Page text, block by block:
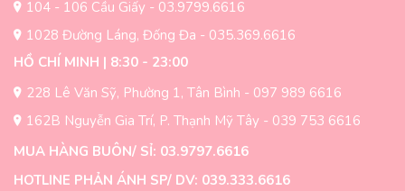
sản
phẩm
104 - 106 Cầu Giấy - 03.9799.6616
1028 Đường Láng, Đống Đa - 035.369.6616
HỒ CHÍ MINH | 8:30 - 23:00
228 Lê Văn Sỹ, Phường 1, Tân Bình - 097 989 6616
162B Nguyễn Gia Trí, P. Thạnh Mỹ Tây - 039 753 6616
MUA HÀNG BUÔN/ SỈ: 03.9797.6616
HOTLINE PHẢN ÁNH SP/ DV: 039.333.6616